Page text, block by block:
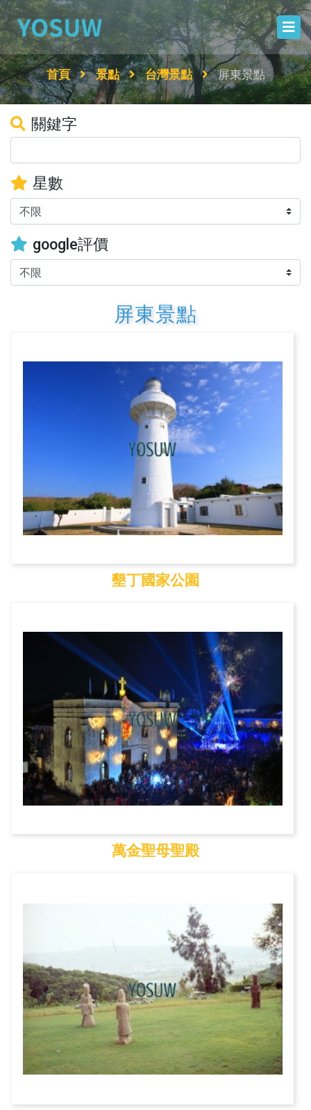
首頁 景點 台灣景點 屏東景點
關鍵字
星數
google評價
屏東景點
墾丁國家公園
萬金聖母聖殿